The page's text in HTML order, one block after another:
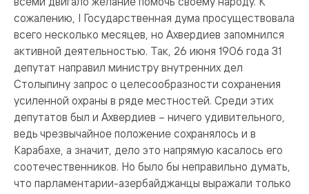
сожалению, I Государственная дума просуществовала
всего несколько месяцев, но Ахвердиев запомнился
активной деятельностью. Так, 26 июня 1906 года 31
депутат направил министру внутренних дел
Столыпину запрос о целесообразности сохранения
усиленной охраны в ряде местностей. Среди этих
депутатов был и Ахвердиев – ничего удивительного,
ведь чрезвычайное положение сохранялось и в
Карабахе, а значит, дело это напрямую касалось его
соотечественников. Но было бы неправильно думать,
что парламентарии-азербайджанцы выражали только